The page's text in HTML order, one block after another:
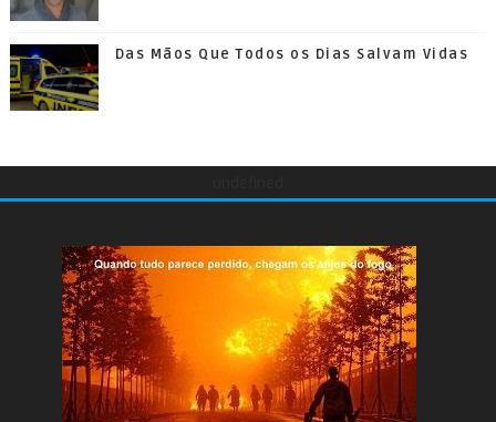
Das Mãos Que Todos os Dias Salvam Vidas